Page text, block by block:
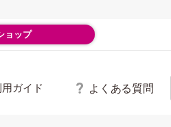
ョップ
用ガイド よくある質問